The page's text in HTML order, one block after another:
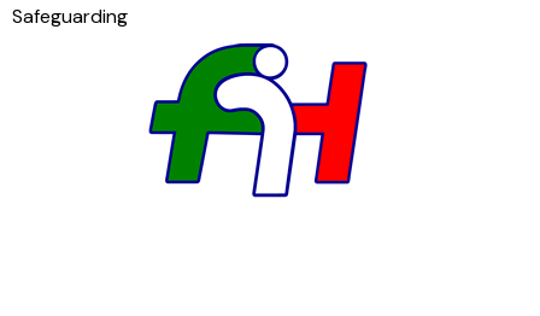
Safeguarding